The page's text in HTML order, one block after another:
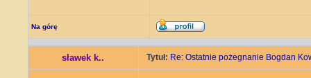
Na górę
sławek k.. Tytuł: Re: Ostatnie pożegnanie Bogdan